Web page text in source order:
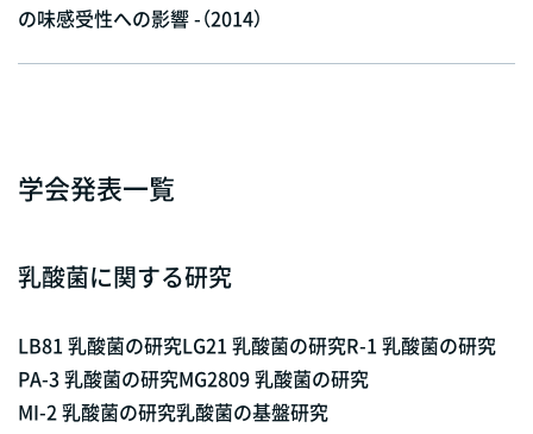
の味感受性への影響 -（2014）
学会発表一覧
乳酸菌に関する研究
LB81 乳酸菌の研究LG21 乳酸菌の研究R-1 乳酸菌の研究
PA-3 乳酸菌の研究MG2809 乳酸菌の研究
MI-2 乳酸菌の研究乳酸菌の基盤研究